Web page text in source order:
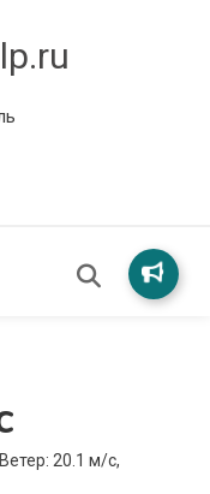
20.1 м/с,